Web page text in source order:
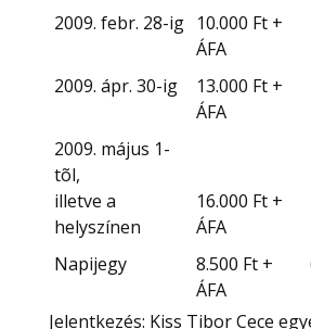
2009. febr. 28-ig
10.000 Ft +
ÁFA
2009. ápr. 30-ig
13.000 Ft +
ÁFA
2009. május 1-
tõl,
illetve a
helyszínen
16.000 Ft +
ÁFA
Napijegy
8.500 Ft +
ÁFA
Jelentkezés: Kiss Tibor Cece